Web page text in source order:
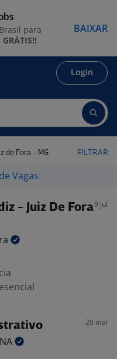
Login
de Fora - MG FILTRAR
Vagas
- Juiz De Fora9 jul
20 mai
para
GRÁTIS!!
BAIXAR